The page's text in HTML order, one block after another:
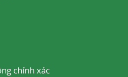
chính xác